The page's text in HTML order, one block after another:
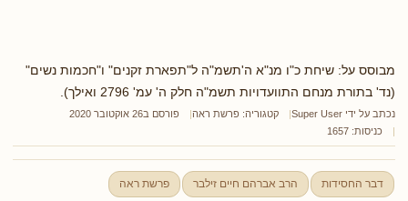
מבוסס על: שיחת כ"ו מנ"א ה'תשמ"ה ל"תפארת זקנים" ו"חכמות נשים"
(נד' בתורת מנחם התוועדויות תשמ"ה חלק ה' עמ' 2796 ואילך).
נכתב על ידי Super User קטגוריה: פרשת ראה
פורסם ב26 אוקטובר 2020
כניסות: 1657
דבר החסידות הרב אברהם חיים זילבר פרשת ראה